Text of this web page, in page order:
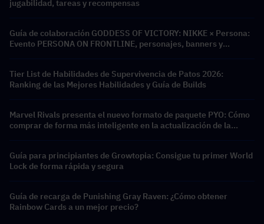
jugabilidad, tareas y recompensas
Guía de colaboración GODDESS OF VICTORY: NIKKE × Persona:
Evento PERSONA ON FRONTLINE, personajes, banners y
Tier List de Habilidades de Supervivencia de Patos 2026:
Ranking de las Mejores Habilidades y Guía de Builds
Marvel Rivals presenta el nuevo formato de paquete PYO: Cómo
comprar de forma más inteligente en la actualización de la
Guía para principiantes de Growtopia: Consigue tu primer World
Lock de forma rápida y segura
Guía de recarga de Punishing Gray Raven: ¿Cómo obtener
Rainbow Cards a un mejor precio?